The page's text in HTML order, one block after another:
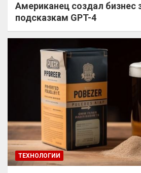
Американец создал бизнес
подсказкам GPT-4
ТЕХНОЛОГИИ